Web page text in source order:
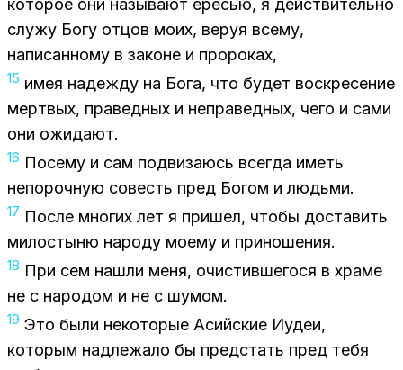
ко­то­рое они на­зы­ва­ют ере­сью, я дей­стви­тель­но
слу­жу Богу от­цов моих, ве­руя все­му,
на­пи­сан­но­му в за­коне и про­ро­ках,
15 имея на­деж­ду на Бога, что бу­дет вос­кре­се­ние
мерт­вых, пра­вед­ных и непра­вед­ных, чего и сами
они ожи­да­ют.
16 По­се­му и сам под­ви­за­юсь все­гда иметь
непо­роч­ную со­весть пред Бо­гом и людь­ми.
17 По­сле мно­гих лет я при­шел, что­бы до­ста­вить
ми­ло­сты­ню на­ро­ду мо­е­му и при­но­ше­ния.
18 При сем на­шли меня, очи­стив­ше­го­ся в хра­ме
не с на­ро­дом и не с шу­мом.
19 Это были неко­то­рые Асий­ские Иудеи,
ко­то­рым над­ле­жа­ло бы пред­стать пред тебя